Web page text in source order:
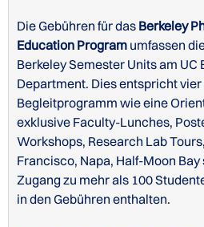
Die Gebühren für das Berkeley
Education Program umfassen
Berkeley Semester Units am UC
Department. Dies entspricht vier
Begleitprogramm wie eine
exklusive Faculty-Lunches,
Workshops, Research Lab
Francisco, Napa, Half-Moon
Zugang zu mehr als 100
in den Gebühren enthalten.